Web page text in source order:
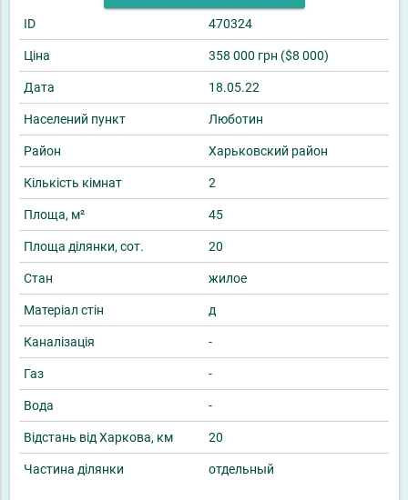
ID 470324
Ціна 358 000 грн ($8 000)
Дата 18.05.22
Населений пункт Люботин
Район Харьковский район
Кількість кімнат 2
Площа, м² 45
Площа ділянки, сот. 20
Стан жилое
Матеріал стін д
Каналізація -
Газ -
Вода -
Відстань від Харкова, км 20
Частина ділянки отдельный